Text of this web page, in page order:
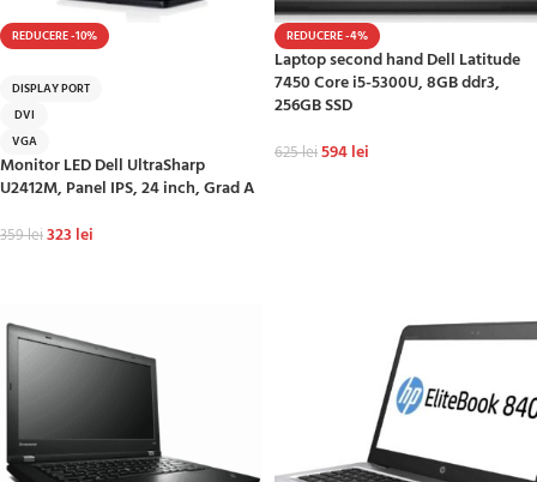
REDUCERE -10%
DISPLAY PORT
DVI
VGA
Monitor LED Dell UltraSharp
U2412M, Panel IPS, 24 inch, Grad A
359lei323 lei
REDUCERE -4%
Laptop second hand Dell Latitude
7450 Core i5-5300U, 8GB ddr3,
256GB SSD
625lei594lei